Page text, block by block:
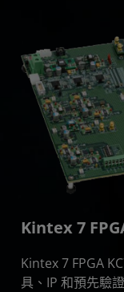
Kintex 7
Kintex 7 FPGA
具、IP 和預先驗